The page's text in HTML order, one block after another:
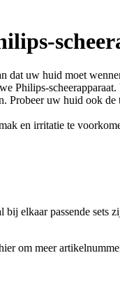
dat uw huid moet
Philips-
uw huid ook de
en irritatie te
elkaar passende
om meer